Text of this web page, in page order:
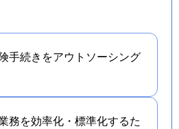
手続きをアウトソーシング
務を効率化・標準化するた